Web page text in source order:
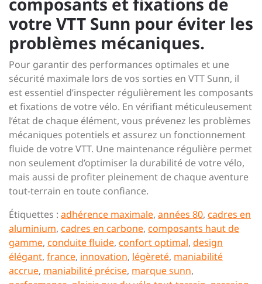
votre VTT Sunn pour éviter les
problèmes mécaniques.
Pour garantir des performances optimales et une
sécurité maximale lors de vos sorties en VTT Sunn, il
est essentiel d’inspecter régulièrement les composants
et fixations de votre vélo. En vérifiant méticuleusement
l’état de chaque élément, vous prévenez les problèmes
mécaniques potentiels et assurez un fonctionnement
fluide de votre VTT. Une maintenance régulière permet
non seulement d’optimiser la durabilité de votre vélo,
mais aussi de profiter pleinement de chaque aventure
tout-terrain en toute confiance.
Étiquettes : adhérence maximale, années 80, cadres en
aluminium, cadres en carbone, composants haut de
gamme, conduite fluide, confort optimal, design
élégant, france, innovation, légèreté, maniabilité
accrue, maniabilité précise, marque sunn,